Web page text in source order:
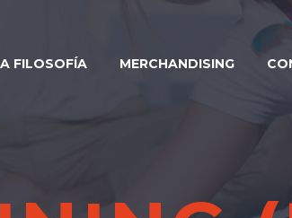
FILOSOFÍA MERCHANDISING